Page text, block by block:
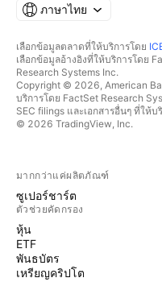
ภาษาไทย
เลือกข้อมูลตลาดที่ให้บริการโดย
เลือกข้อมูลอ้างอิงที่ให้บริการโดย
Research Systems Inc.
Copyright © 2026, American
บริการโดย FactSet Research
SEC filings และเอกสารอื่นๆ ที่ให้บ
© 2026 TradingView, Inc.
มากกว่าแค่ผลิตภัณฑ์
ซูเปอร์ชาร์ต
ตัวช่วยคัดกรอง
หุ้น
ETF
พันธบัตร
เหรียญคริปโต